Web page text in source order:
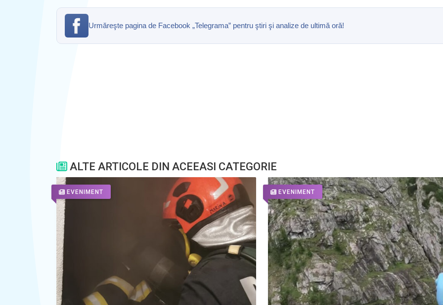
Urmăreşte pagina de Facebook „Telegrama” pentru ştiri şi analize de ultimă oră!
ALTE ARTICOLE DIN ACEEASI CATEGORIE
EVENIMENT EVENIMENT